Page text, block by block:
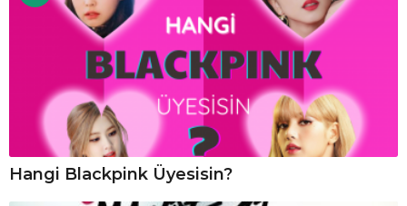
Hangi Blackpink Üyesisin?